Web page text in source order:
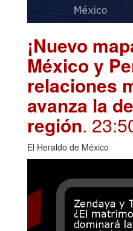
¡Nuevo
México y
relaciones
avanza la
región.
El Heraldo de México